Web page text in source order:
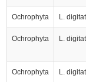
Ochrophyta L.
Ochrophyta L.
Ochrophyta L.